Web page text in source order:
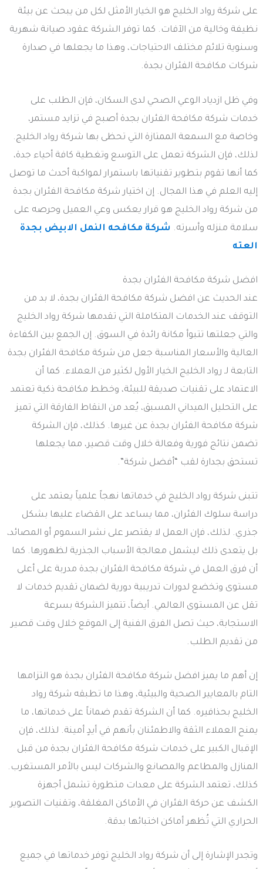
على شركة رواد الخليج هو الخيار الأمثل لكل من يبحث عن بيئة
نظيفة وخالية من الآفات. كما توفر الشركة عقود صيانة شهرية
وسنوية تلائم مختلف الاحتياجات، وهذا ما يجعلها في صدارة
شركات مكافحة الفئران بجدة.
وفي ظل ازدياد الوعي الصحي لدى السكان، فإن الطلب على
خدمات شركة مكافحة الفئران بجدة أصبح في تزايد مستمر،
وخاصة مع السمعة الممتازة التي تحظى بها شركة رواد الخليج.
لذلك، فإن الشركة تعمل على التوسع وتغطية كافة أحياء جدة،
كما أنها تقوم بتطوير تقنياتها باستمرار لمواكبة أحدث ما توصل
إليه العلم في هذا المجال. إن اختيار شركة مكافحة الفئران بجدة
من شركة رواد الخليج هو قرار يعكس وعي العميل وحرصه على
سلامة منزله وأسرته. شركة مكافحه النمل الابيض بجدة
العته
افضل شركة مكافحة الفئران بجدة
عند الحديث عن افضل شركة مكافحة الفئران بجدة، لا بد من
التوقف عند الخدمات المتكاملة التي تقدمها شركة رواد الخليج
والتي جعلتها تتبوأ مكانة رائدة في السوق. إن الجمع بين الكفاءة
العالية والأسعار المناسبة جعل من شركة مكافحة الفئران بجدة
التابعة لـ رواد الخليج الخيار الأول لكثير من العملاء. كما أن
الاعتماد على تقنيات صديقة للبيئة، وخطط مكافحة ذكية تعتمد
على التحليل الميداني المسبق، يُعد من النقاط الفارقة التي تميز
شركة مكافحة الفئران بجدة عن غيرها. كذلك، فإن الشركة
تضمن نتائج فورية وفعالة خلال وقت قصير، مما يجعلها
تستحق بجدارة لقب “أفضل شركة”.
تتبنى شركة رواد الخليج في خدماتها نهجاً علمياً يعتمد على
دراسة سلوك الفئران، مما يساعد على القضاء عليها بشكل
جذري. لذلك، فإن العمل لا يقتصر على نشر السموم أو المصائد،
بل يتعدى ذلك ليشمل معالجة الأسباب الجذرية لظهورها. كما
أن فرق العمل في شركة مكافحة الفئران بجدة مدربة على أعلى
مستوى وتخضع لدورات تدريبية دورية لضمان تقديم خدمات لا
تقل عن المستوى العالمي. أيضاً، تتميز الشركة بسرعة
الاستجابة، حيث تصل الفرق الفنية إلى الموقع خلال وقت قصير
من تقديم الطلب.
إن أهم ما يميز افضل شركة مكافحة الفئران بجدة هو التزامها
التام بالمعايير الصحية والبيئية، وهذا ما تطبقه شركة رواد
الخليج بحذافيره. كما أن الشركة تقدم ضماناً على خدماتها، ما
يمنح العملاء الثقة والاطمئنان بأنهم في أيدٍ أمينة. لذلك، فإن
الإقبال الكبير على خدمات شركة مكافحة الفئران بجدة من قبل
المنازل والمطاعم والمصانع والشركات ليس بالأمر المستغرب.
كذلك، تعتمد الشركة على معدات متطورة تشمل أجهزة
الكشف عن حركة الفئران في الأماكن المغلقة، وتقنيات التصوير
الحراري التي تُظهر أماكن اختبائها بدقة.
وتجدر الإشارة إلى أن شركة رواد الخليج توفر خدماتها في جميع